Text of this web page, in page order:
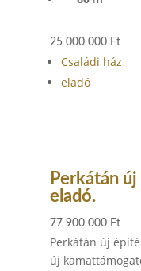
25 000 000 Ft
Családi ház
eladó
Perkátán
eladó.
77 900 000 Ft
Perkátán új
új